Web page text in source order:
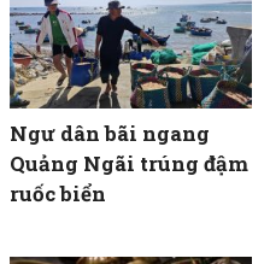
Ngư dân bãi ngang
Quảng Ngãi trúng đậm
ruốc biển